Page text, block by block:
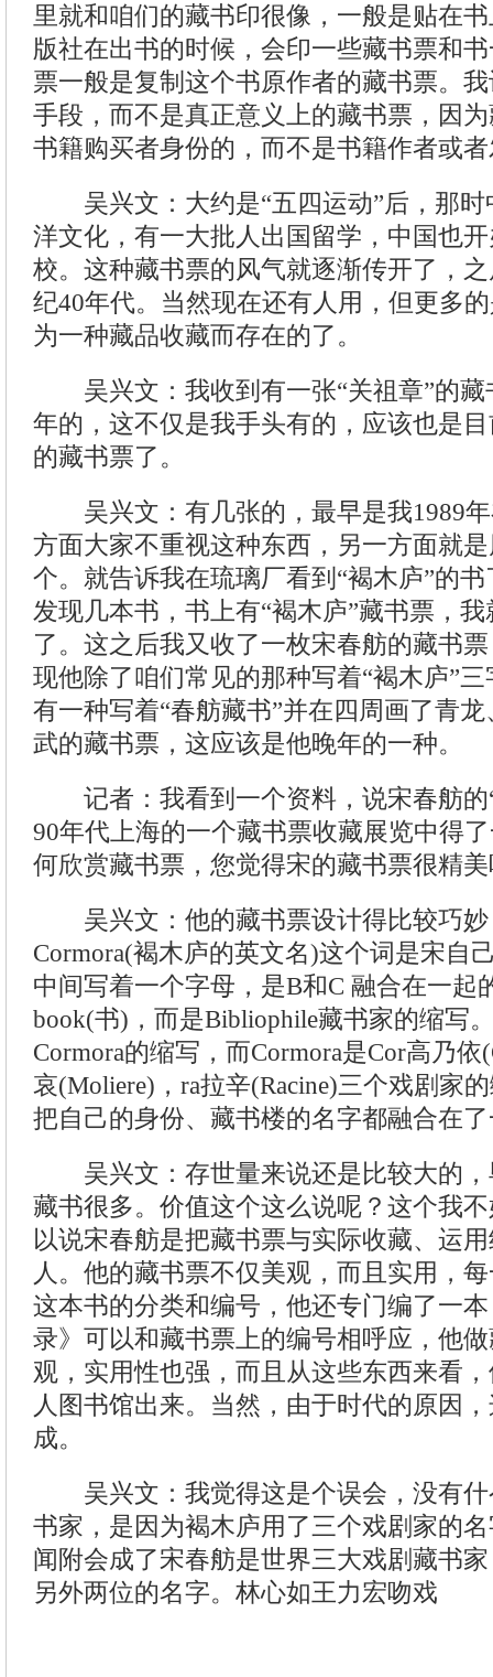
里就和咱们的藏书印很像，一般是贴在
版社在出书的时候，会印一些藏书票和
票一般是复制这个书原作者的藏书票。
手段，而不是真正意义上的藏书票，因
书籍购买者身份的，而不是书籍作者或
吴兴文：大约是“五四运动”后，那时
洋文化，有一大批人出国留学，中国也
校。这种藏书票的风气就逐渐传开了，
纪40年代。当然现在还有人用，但更多
为一种藏品收藏而存在的了。
吴兴文：我收到有一张“关祖章”的藏
年的，这不仅是我手头有的，应该也是
的藏书票了。
吴兴文：有几张的，最早是我1989年
方面大家不重视这种东西，另一方面就
个。就告诉我在琉璃厂看到“褐木庐”的
发现几本书，书上有“褐木庐”藏书票，
了。这之后我又收了一枚宋春舫的藏书
现他除了咱们常见的那种写着“褐木庐”
有一种写着“春舫藏书”并在四周画了青
武的藏书票，这应该是他晚年的一种。
记者：我看到一个资料，说宋春舫的
90年代上海的一个藏书票收藏展览中得
何欣赏藏书票，您觉得宋的藏书票很精
吴兴文：他的藏书票设计得比较巧妙
Cormora(褐木庐的英文名)这个词是宋自
中间写着一个字母，是B和C 融合在一起
book(书)，而是Bibliophile藏书家的缩写
Cormora的缩写，而Cormora是Cor高乃依
哀(Moliere)，ra拉辛(Racine)三个戏剧家
把自己的身份、藏书楼的名字都融合在
吴兴文：存世量来说还是比较大的，
藏书很多。价值这个这么说呢？这个我
以说宋春舫是把藏书票与实际收藏、运
人。他的藏书票不仅美观，而且实用，
这本书的分类和编号，他还专门编了一
录》可以和藏书票上的编号相呼应，他
观，实用性也强，而且从这些东西来看
人图书馆出来。当然，由于时代的原因
成。
吴兴文：我觉得这是个误会，没有什
书家，是因为褐木庐用了三个戏剧家的
闻附会成了宋春舫是世界三大戏剧藏书
另外两位的名字。林心如王力宏吻戏